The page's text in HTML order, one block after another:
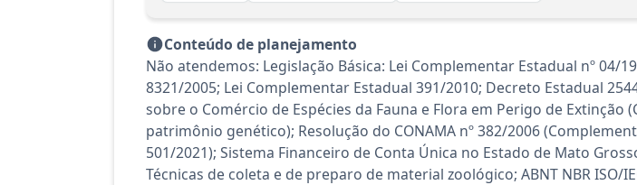
Conteúdo de planejamento
Não atendemos: Legislação Básica: Lei Complementar Estadual nº 04/
8321/2005; Lei Complementar Estadual 391/2010; Decreto Estadual
sobre o Comércio de Espécies da Fauna e Flora em Perigo de Extinção
patrimônio genético); Resolução do CONAMA nº 382/2006
501/2021); Sistema Financeiro de Conta Única no Estado de Mato
Técnicas de coleta e de preparo de material zoológico; ABNT NBR ISO/